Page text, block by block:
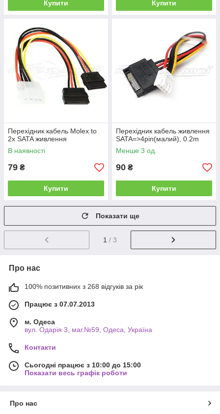
Купити Купити
Перехідник кабель Molex to
2x SATA живлення
В наявності
79 ₴
Купити
Перехідник кабель живлення
SATA=>4pin(малий), 0.2m
Менше 3 од.
90 ₴
Купити
Показати ще
1 / 3
Про нас
100% позитивних з 268 відгуків за рік
Працює з 07.07.2013
м. Одеса
вул. Одарiя 3, маг.№59, Одеса, Україна
Контакти
Сьогодні працює з 10:00 до 15:00
Показати весь графік роботи
Про нас